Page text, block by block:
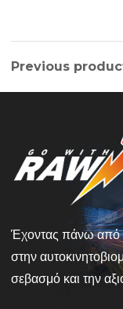
Previous
Έχοντας πάνω από
στην
σεβασμό και την